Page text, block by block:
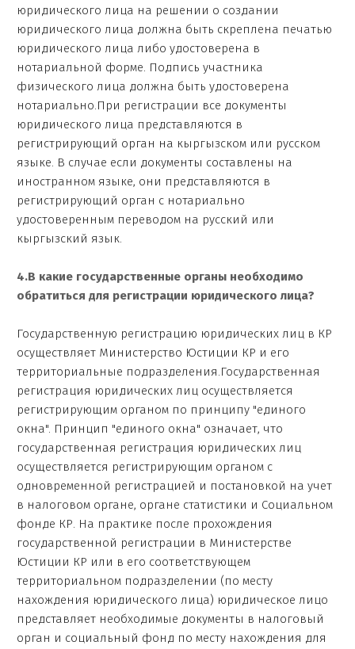
юридического лица на решении о создании
юридического лица должна быть скреплена печатью
юридического лица либо удостоверена в
нотариальной форме. Подпись участника
физического лица должна быть удостоверена
нотариально.При регистрации все документы
юридического лица представляются в
регистрирующий орган на кыргызском или русском
языке. В случае если документы составлены на
иностранном языке, они представляются в
регистрирующий орган с нотариально
удостоверенным переводом на русский или
кыргызский язык.
4.В какие государственные органы необходимо
обратиться для регистрации юридического лица?
Государственную регистрацию юридических лиц в КР
осуществляет Министерство Юстиции КР и его
территориальные подразделения.Государственная
регистрация юридических лиц осуществляется
регистрирующим органом по принципу "единого
окна". Принцип "единого окна" означает, что
государственная регистрация юридических лиц
осуществляется регистрирующим органом с
одновременной регистрацией и постановкой на учет
в налоговом органе, органе статистики и Социальном
фонде КР. На практике после прохождения
государственной регистрации в Министерстве
Юстиции КР или в его соответствующем
территориальном подразделении (по месту
нахождения юридического лица) юридическое лицо
представляет необходимые документы в налоговый
орган и cоциальный фонд по месту нахождения для